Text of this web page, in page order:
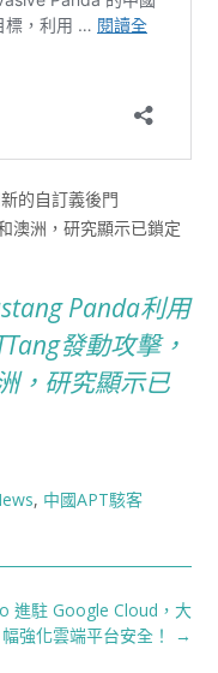
的自訂義後門
澳洲，研究顯示已鎖定
Panda利用
發動攻擊，
，研究顯示已
, 中國APT駭客
進駐 Google Cloud，大
幅強化雲端平台安全！
→